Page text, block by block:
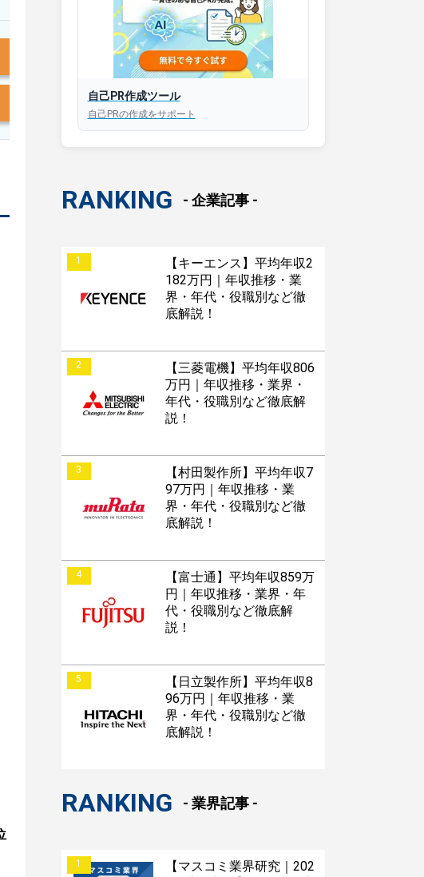
iOS版はこちら
Android版はこちら
自己PR作成ツール
自己PRの作成をサポート
RANKING - 企業記事 -
1
【キーエンス】平均年収2
182万円｜年収推移・業
界・年代・役職別など徹
底解説！
2
【三菱電機】平均年収806
万円｜年収推移・業界・
年代・役職別など徹底解
説！
3
【村田製作所】平均年収7
97万円｜年収推移・業
界・年代・役職別など徹
底解説！
4
【富士通】平均年収859万
円｜年収推移・業界・年
代・役職別など徹底解
説！
5
【日立製作所】平均年収8
96万円｜年収推移・業
界・年代・役職別など徹
底解説！
RANKING - 業界記事 -
1
【マスコミ業界研究｜202